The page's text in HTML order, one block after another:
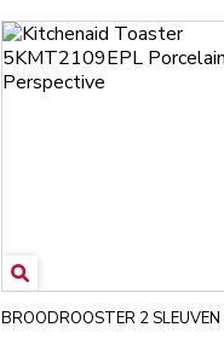
BROODROOSTER 2 SLEUVEN